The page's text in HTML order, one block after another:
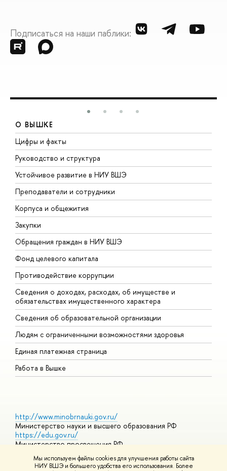
Мы используем файлы cookies для улучшения работы сайта
НИУ ВШЭ и большего удобства его использования. Более
Подписаться на наши паблики:
О ВЫШКЕ
Цифры и факты
Руководство и структура
Устойчивое развитие в НИУ ВШЭ
Преподаватели и сотрудники
Корпуса и общежития
Закупки
Обращения граждан в НИУ ВШЭ
Фонд целевого капитала
Противодействие коррупции
Сведения о доходах, расходах, об имуществе и
обязательствах имущественного характера
Сведения об образовательной организации
Людям с ограниченными возможностями здоровья
Единая платежная страница
Работа в Вышке
http://www.minobrnauki.gov.ru/
Министерство науки и высшего образования РФ
https://edu.gov.ru/
Министерство просвещения РФ
https://elearning.hse.ru/mooc
Массовые открытые онлайн-курсы